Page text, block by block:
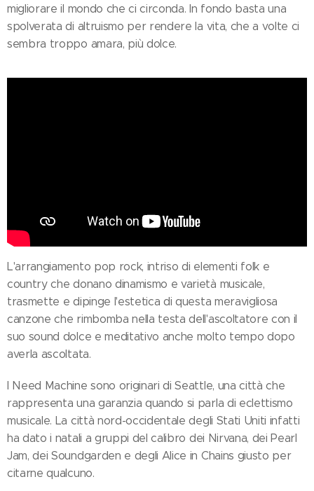
migliorare il mondo che ci circonda. In fondo basta una
spolverata di altruismo per rendere la vita, che a volte ci
sembra troppo amara, più dolce.
L'arrangiamento pop rock, intriso di elementi folk e
country che donano dinamismo e varietà musicale,
trasmette e dipinge l'estetica di questa meravigliosa
canzone che rimbomba nella testa dell'ascoltatore con il
suo sound dolce e meditativo anche molto tempo dopo
averla ascoltata.
I Need Machine sono originari di Seattle, una città che
rappresenta una garanzia quando si parla di eclettismo
musicale. La città nord-occidentale degli Stati Uniti infatti
ha dato i natali a gruppi del calibro dei Nirvana, dei Pearl
Jam, dei Soundgarden e degli Alice in Chains giusto per
citarne qualcuno.